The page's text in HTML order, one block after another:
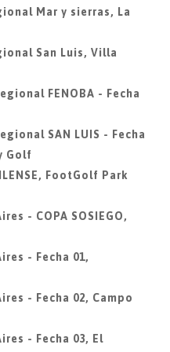
Mar y sierras, La
San Luis, Villa
FENOBA - Fecha
SAN LUIS - Fecha
Golf
FootGolf Park
- COPA SOSIEGO,
- Fecha 01,
- Fecha 02, Campo
- Fecha 03, El